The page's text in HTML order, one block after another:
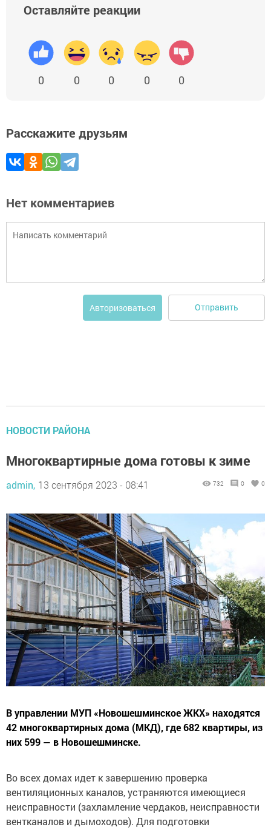
Оставляйте реакции
0 0 0 0 0
Расскажите друзьям
Нет комментариев
Авторизоваться Отправить
НОВОСТИ РАЙОНА
Многоквартирные дома готовы к зиме
admin, 13 сентября 2023 - 08:41 732 0 0
В управлении МУП «Новошешминское ЖКХ» находятся
42 многоквартирных дома (МКД), где 682 квартиры, из
них 599 — в Новошешминске.
Во всех домах идет к завершению проверка
вентиляционных каналов, устраняются имеющиеся
неисправности (захламление чердаков, неисправности
вентканалов и дымоходов). Для подготовки